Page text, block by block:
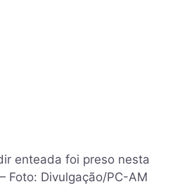
enteada foi preso nesta
Foto: Divulgação/PC-AM